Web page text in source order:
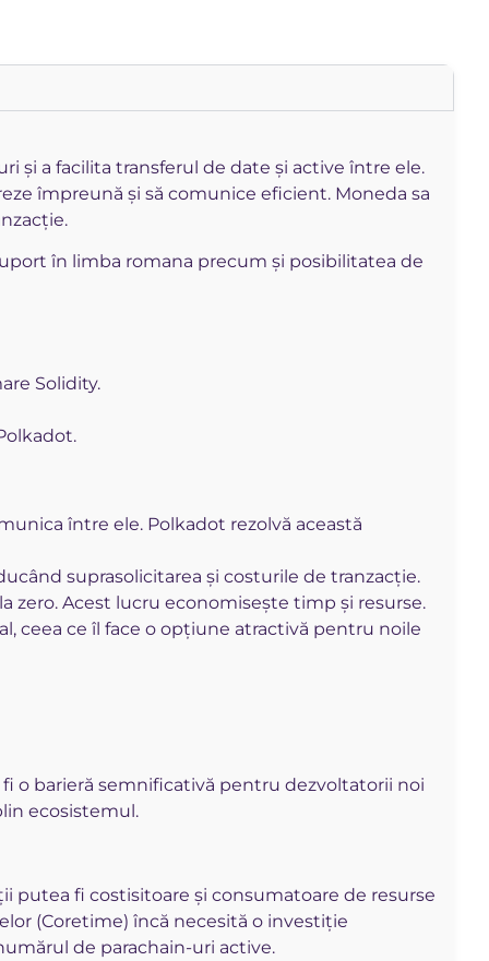
și a facilita transferul de date și active între ele.
împreună și să comunice eficient. Moneda sa
în limba romana precum și posibilitatea de
Solidity.
între ele. Polkadot rezolvă această
suprasolicitarea și costurile de tranzacție.
zero. Acest lucru economisește timp și resurse.
ceea ce îl face o opțiune atractivă pentru noile
o barieră semnificativă pentru dezvoltatorii noi
ecosistemul.
putea fi costisitoare și consumatoare de resurse
(Coretime) încă necesită o investiție
de parachain-uri active.